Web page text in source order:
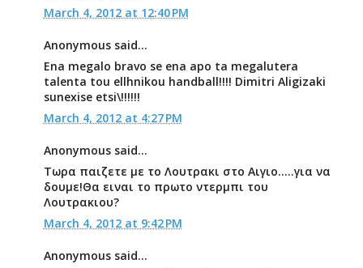
March 4, 2012 at 12:40 PM
Anonymous said...
Ena megalo bravo se ena apo ta megalutera
talenta tou ellhnikou handball!!!! Dimitri Aligizaki
sunexise etsi\!!!!!!
March 4, 2012 at 4:27 PM
Anonymous said...
Τωρα παιζετε με το Λουτρακι στο Αιγιο.....για να
δουμε!Θα ειναι το πρωτο ντερμπι του
Λουτρακιου?
March 4, 2012 at 9:42 PM
Anonymous said...